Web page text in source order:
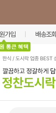
가입
통큰 혜택
배송조회